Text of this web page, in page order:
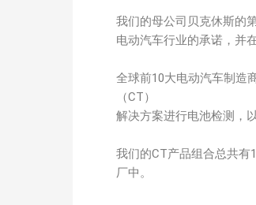
我们的母公司贝克休斯的
电动汽车行业的承诺，并
全球前10大电动汽车制造
（CT）
解决方案进行电池检测，
我们的CT产品组合总共有
厂中。